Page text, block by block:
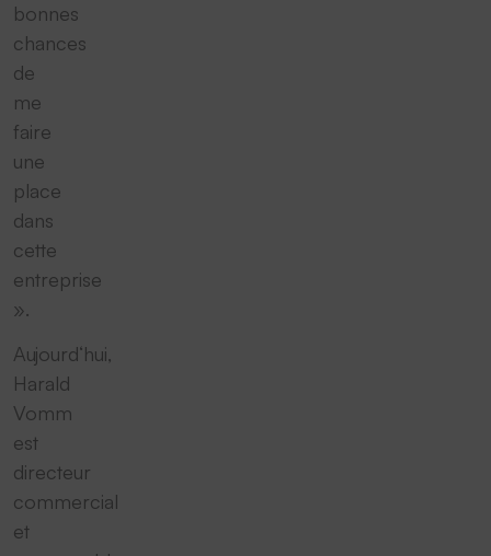
bonnes
chances
de
me
faire
une
place
dans
cette
entreprise
».
Aujourd‘hui,
Harald
Vomm
est
directeur
commercial
et